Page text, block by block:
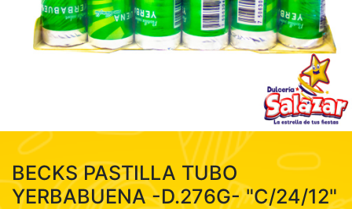
BECKS PASTILLA TUBO
YERBABUENA -D.276G- "C/24/12"